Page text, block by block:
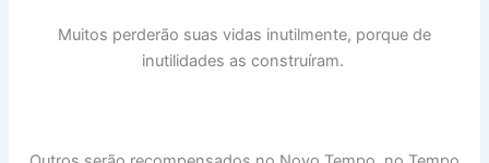
Muitos perderão suas vidas inutilmente, porque de
inutilidades as construíram.